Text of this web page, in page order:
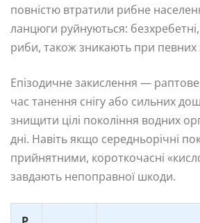
повністю втратили рибне
ланцюги руйнуються:
риби, також зникають при певних
Епізодичне закислення — раптове
час танення снігу або сильних
знищити цілі покоління водних
дні. Навіть якщо середньорічні
прийнятними, короткочасні
завдають непоправної шкоди.